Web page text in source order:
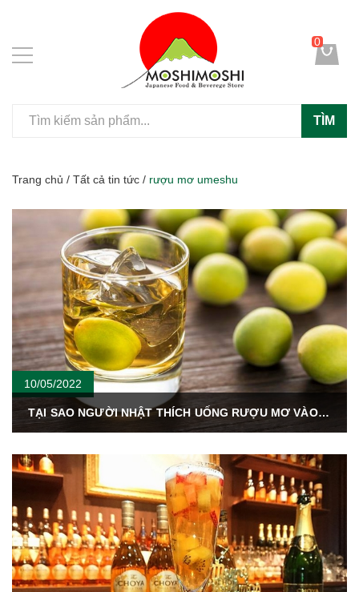
TÌM
0
Trang chủ / Tất cả tin tức / rượu mơ umeshu
10/05/2022
TẠI SAO NGƯỜI NHẬT THÍCH UỐNG RƯỢU MƠ VÀO MÙA HÈ?